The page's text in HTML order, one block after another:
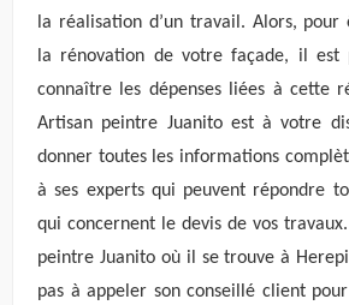
la réalisation d’un travail. Alors, pour
la rénovation de votre façade, il
connaître les dépenses liées à cette
Artisan peintre Juanito est à votre
donner toutes les informations
à ses experts qui peuvent répondre
qui concernent le devis de vos
peintre Juanito où il se trouve à
pas à appeler son conseillé client